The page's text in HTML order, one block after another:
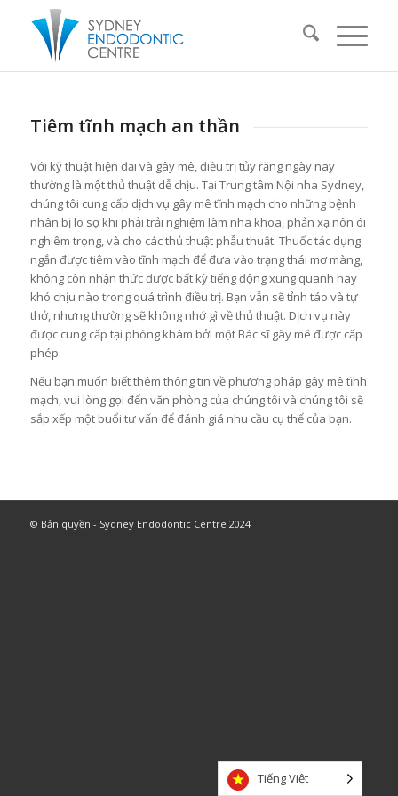
Tiêm tĩnh mạch an thần
Với kỹ thuật hiện đại và gây mê, điều trị tủy răng ngày nay
thường là một thủ thuật dễ chịu. Tại Trung tâm Nội nha Sydney,
chúng tôi cung cấp dịch vụ gây mê tĩnh mạch cho những bệnh
nhân bị lo sợ khi phải trải nghiệm làm nha khoa, phản xạ nôn ói
nghiêm trọng, và cho các thủ thuật phẫu thuật. Thuốc tác dụng
ngắn được tiêm vào tĩnh mạch để đưa vào trạng thái mơ màng,
không còn nhận thức được bất kỳ tiếng động xung quanh hay
khó chịu nào trong quá trình điều trị. Bạn vẫn sẽ tỉnh táo và tự
thở, nhưng thường sẽ không nhớ gì về thủ thuật. Dịch vụ này
được cung cấp tại phòng khám bởi một Bác sĩ gây mê được cấp
phép.
Nếu bạn muốn biết thêm thông tin về phương pháp gây mê tĩnh
mạch, vui lòng gọi đến văn phòng của chúng tôi và chúng tôi sẽ
sắp xếp một buổi tư vấn để đánh giá nhu cầu cụ thể của bạn.
© Bản quyền - Sydney Endodontic Centre 2024
Tiếng Việt